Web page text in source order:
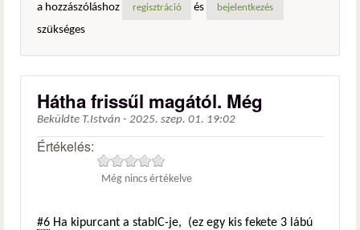
a hozzászóláshoz regisztráció és bejelentkezés
szükséges
Hátha frissűl magától. Még
Beküldte T.István - 2025. szep. 01. 19:02
Értékelés:
Még nincs értékelve
#6 Ha kipurcant a stabIC-je, (ez egy kis fekete 3 lábú